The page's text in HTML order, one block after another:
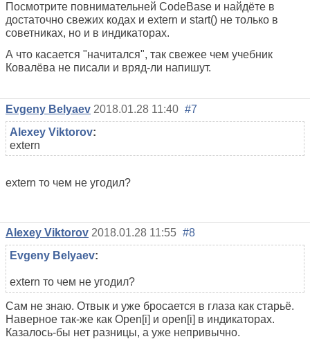
Посмотрите повнимательней CodeBase и найдёте в
достаточно свежих кодах и extern и start() не только в
советниках, но и в индикаторах.
А что касается "начитался", так свежее чем учебник
Ковалёва не писали и вряд-ли напишут.
Evgeny Belyaev 2018.01.28 11:40 #7
Alexey Viktorov:
extern
extern то чем не угодил?
Alexey Viktorov 2018.01.28 11:55 #8
Evgeny Belyaev:
extern то чем не угодил?
Сам не знаю. Отвык и уже бросается в глаза как старьё.
Наверное так-же как Open[i] и open[i] в индикаторах.
Казалось-бы нет разницы, а уже непривычно.